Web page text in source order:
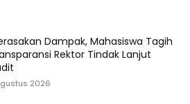
Dampak, Mahasiswa Tagih
Rektor Tindak Lanjut
2026